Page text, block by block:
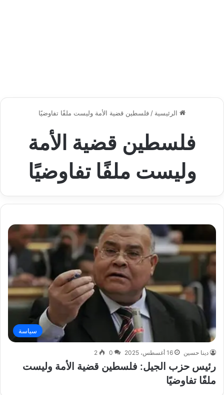
الرئيسية /فلسطين قضية الأمة وليست ملفًا تفاوضيًا
فلسطين قضية الأمة
وليست ملفًا تفاوضيًا
سياسة
دينا حسين 16 أغسطس، 2025 0
2
رئيس حزب الجيل: فلسطين قضية الأمة وليست
ملفًا تفاوضيًا